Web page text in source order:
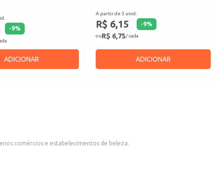
-9%
ADICIONAR
A partir de 3 unid.
R$ 6,15 -9%
ouR$ 6,75/ cada
ADICIONAR
comércios e estabelecimentos de beleza.